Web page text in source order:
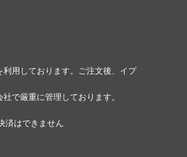
用しております。ご注文後、イプ
で厳重に管理しております。
済はできません